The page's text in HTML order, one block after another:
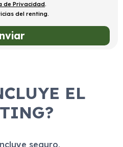
de Privacidad.
del renting.
EL
seguro,